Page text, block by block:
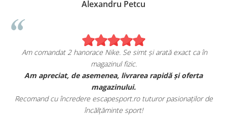
Alexandru Petcu
Am comandat 2 hanorace Nike. Se simt și arată exact ca în
magazinul fizic.
Am apreciat, de asemenea, livrarea rapidă și oferta
magazinului.
Recomand cu încredere escapesport.ro tuturor pasionaților de
încălțăminte sport!